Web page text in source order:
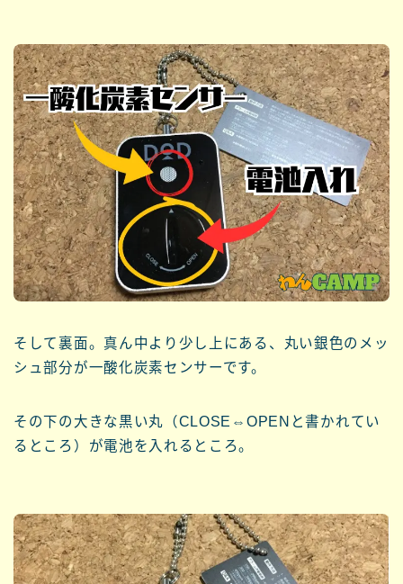
そして裏面。真ん中より少し上にある、丸い銀色のメッ
シュ部分が一酸化炭素センサーです。
その下の大きな黒い丸（CLOSE⇔OPENと書かれてい
るところ）が電池を入れるところ。